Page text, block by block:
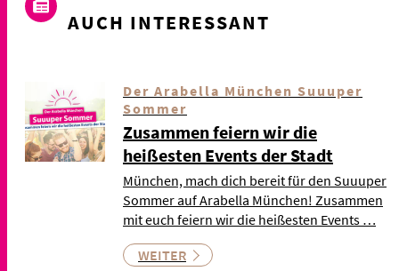
AUCH INTERESSANT
Der Arabella München Suuuper
Sommer
Zusammen feiern wir die
heißesten Events der Stadt
München, mach dich bereit für den Suuuper
Sommer auf Arabella München! Zusammen
mit euch feiern wir die heißesten Events …
WEITER